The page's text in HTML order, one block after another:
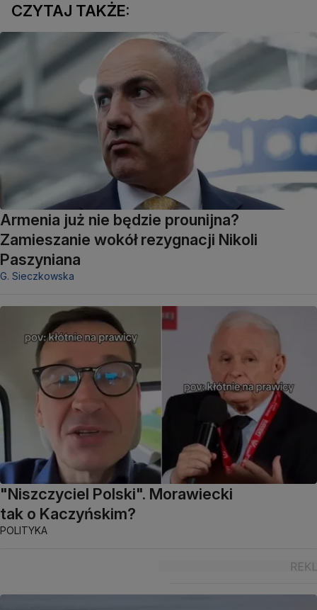
CZYTAJ TAKŻE:
Armenia już nie będzie prounijna?
Zamieszanie wokół rezygnacji Nikoli
Paszyniana
G. Sieczkowska
"Niszczyciel Polski". Morawiecki
tak o Kaczyńskim?
POLITYKA